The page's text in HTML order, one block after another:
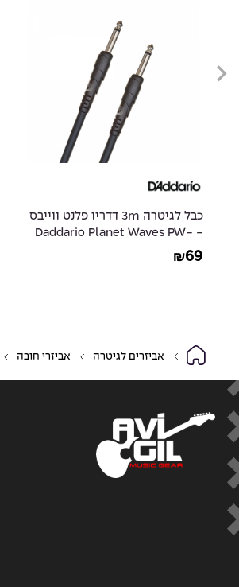
כבל לגיטרה 3m דדריו פלנט ווייבס
- Daddario Planet Waves PW-
CGT-10
₪69
אביזרים לגיטרה אביזרי חובה